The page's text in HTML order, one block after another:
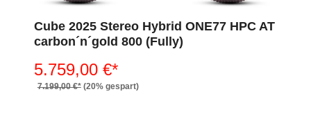
Cube 2025 Stereo Hybrid ONE77 HPC AT
carbon´n´gold 800 (Fully)
5.759,00 €*
7.199,00 €* (20% gespart)